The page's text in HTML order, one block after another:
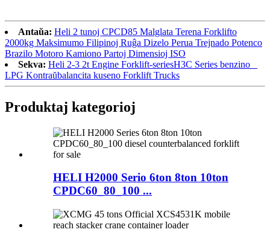
Antaŭa: Heli 2 tunoj CPCD85 Malglata Terena Forklifto
2000kg Maksimumo Filipinoj Ruĝa Dizelo Perua Trejnado Potenco
Brazilo Motoro Kamiono Partoj Dimensioj ISO
Sekva: Heli 2-3 2t Engine Forklift-seriesH3C Series benzino _
LPG Kontraŭbalancita kuseno Forklift Trucks
Produktaj kategorioj
HELI H2000 Serio 6ton 8ton 10ton
CPDC60_80_100 ...